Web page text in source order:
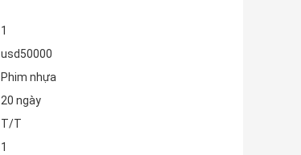
1
usd50000
Phim nhựa
20 ngày
T/T
1